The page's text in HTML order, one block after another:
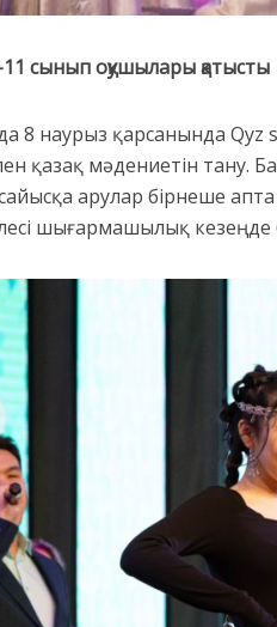
11 сынып оқушылары қатысты
8 наурыз қарсанында Qyz
қазақ мәдениетін тану.
арулар бірнеше
шығармашылық кезеңде